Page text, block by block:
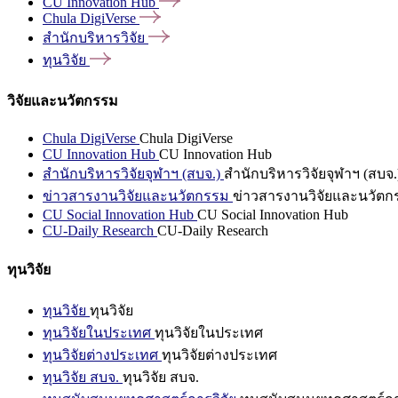
Chula DigiVerse
สำนักบริหารวิจัย
ทุนวิจัย
วิจัยและนวัตกรรม
Chula DigiVerse Chula DigiVerse
CU Innovation Hub CU Innovation Hub
สำนักบริหารวิจัยจุฬาฯ (สบจ.) สำนักบริหารวิจัยจุฬาฯ (สบจ
ข่าวสารงานวิจัยและนวัตกรรม ข่าวสารงานวิจัยและนวัตก
CU Social Innovation Hub CU Social Innovation Hub
CU-Daily Research CU-Daily Research
ทุนวิจัย
ทุนวิจัย ทุนวิจัย
ทุนวิจัยในประเทศ ทุนวิจัยในประเทศ
ทุนวิจัยต่างประเทศ ทุนวิจัยต่างประเทศ
ทุนวิจัย สบจ. ทุนวิจัย สบจ.